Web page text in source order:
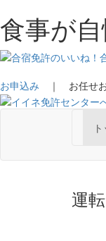
食事が
お申込み ｜ お任せ
運